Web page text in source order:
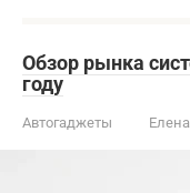
Обзор рынка
году
Автогаджеты